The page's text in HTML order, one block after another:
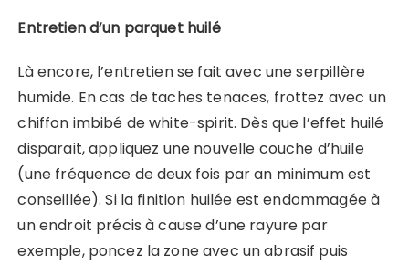
Entretien d’un parquet huilé
Là encore, l’entretien se fait avec une serpillère
humide. En cas de taches tenaces, frottez avec un
chiffon imbibé de white-spirit. Dès que l’effet huilé
disparait, appliquez une nouvelle couche d’huile
(une fréquence de deux fois par an minimum est
conseillée). Si la finition huilée est endommagée à
un endroit précis à cause d’une rayure par
exemple, poncez la zone avec un abrasif puis